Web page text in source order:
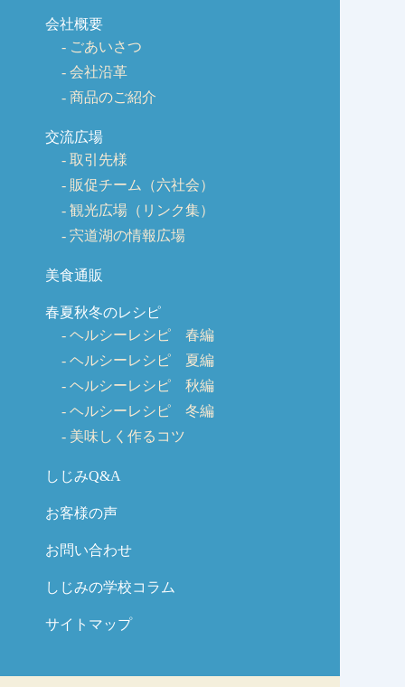
会社概要
ごあいさつ
会社沿革
商品のご紹介
交流広場
取引先様
販促チーム（六社会）
観光広場（リンク集）
宍道湖の情報広場
美食通販
春夏秋冬のレシピ
ヘルシーレシピ 春編
ヘルシーレシピ 夏編
ヘルシーレシピ 秋編
ヘルシーレシピ 冬編
美味しく作るコツ
しじみQ&A
お客様の声
お問い合わせ
しじみの学校コラム
サイトマップ